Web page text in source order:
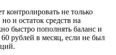
контролировать не только
и остаток средств на
быстро пополнять баланс и
60 рублей в месяц, если не был